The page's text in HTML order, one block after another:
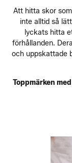
Att hitta skor
inte alltid så
lyckats hitta
förhållanden.
och uppskattade
Toppmärken